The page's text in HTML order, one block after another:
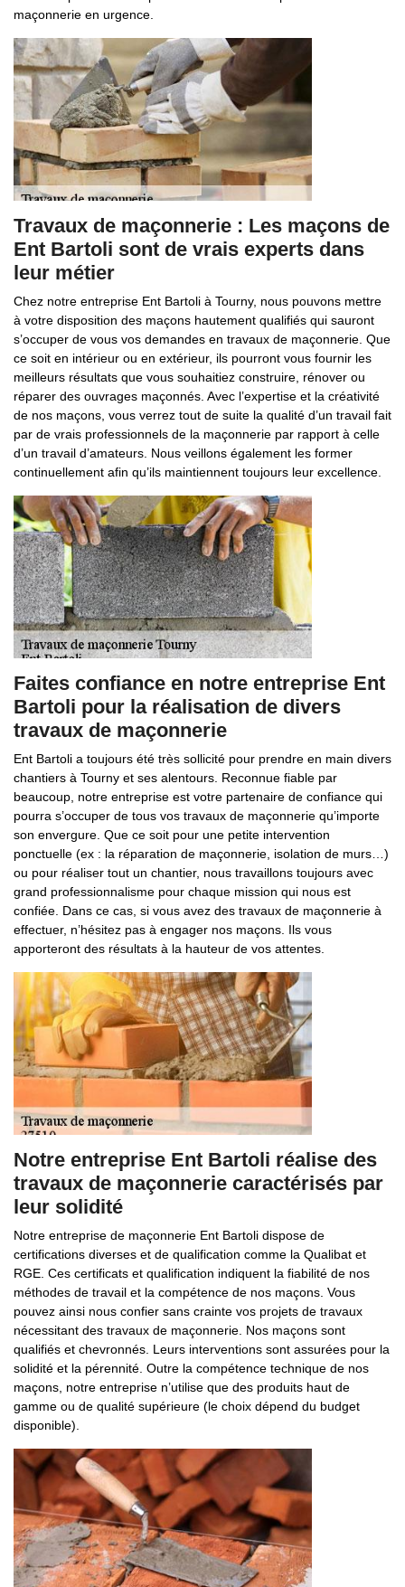
maçonnerie en urgence.
Travaux de maçonnerie : Les maçons de
Ent Bartoli sont de vrais experts dans
leur métier
Chez notre entreprise Ent Bartoli à Tourny, nous pouvons mettre
à votre disposition des maçons hautement qualifiés qui sauront
s’occuper de vous vos demandes en travaux de maçonnerie. Que
ce soit en intérieur ou en extérieur, ils pourront vous fournir les
meilleurs résultats que vous souhaitiez construire, rénover ou
réparer des ouvrages maçonnés. Avec l’expertise et la créativité
de nos maçons, vous verrez tout de suite la qualité d’un travail fait
par de vrais professionnels de la maçonnerie par rapport à celle
d’un travail d’amateurs. Nous veillons également les former
continuellement afin qu’ils maintiennent toujours leur excellence.
Faites confiance en notre entreprise Ent
Bartoli pour la réalisation de divers
travaux de maçonnerie
Ent Bartoli a toujours été très sollicité pour prendre en main divers
chantiers à Tourny et ses alentours. Reconnue fiable par
beaucoup, notre entreprise est votre partenaire de confiance qui
pourra s’occuper de tous vos travaux de maçonnerie qu’importe
son envergure. Que ce soit pour une petite intervention
ponctuelle (ex : la réparation de maçonnerie, isolation de murs…)
ou pour réaliser tout un chantier, nous travaillons toujours avec
grand professionnalisme pour chaque mission qui nous est
confiée. Dans ce cas, si vous avez des travaux de maçonnerie à
effectuer, n’hésitez pas à engager nos maçons. Ils vous
apporteront des résultats à la hauteur de vos attentes.
Notre entreprise Ent Bartoli réalise des
travaux de maçonnerie caractérisés par
leur solidité
Notre entreprise de maçonnerie Ent Bartoli dispose de
certifications diverses et de qualification comme la Qualibat et
RGE. Ces certificats et qualification indiquent la fiabilité de nos
méthodes de travail et la compétence de nos maçons. Vous
pouvez ainsi nous confier sans crainte vos projets de travaux
nécessitant des travaux de maçonnerie. Nos maçons sont
qualifiés et chevronnés. Leurs interventions sont assurées pour la
solidité et la pérennité. Outre la compétence technique de nos
maçons, notre entreprise n’utilise que des produits haut de
gamme ou de qualité supérieure (le choix dépend du budget
disponible).